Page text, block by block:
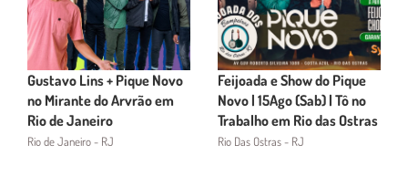
Gustavo Lins + Pique Novo
no Mirante do Arvrão em
Rio de Janeiro
Rio de Janeiro - RJ
Feijoada e Show do Pique
Novo | 15Ago (Sab) | Tô no
Trabalho em Rio das Ostras
Rio Das Ostras - RJ